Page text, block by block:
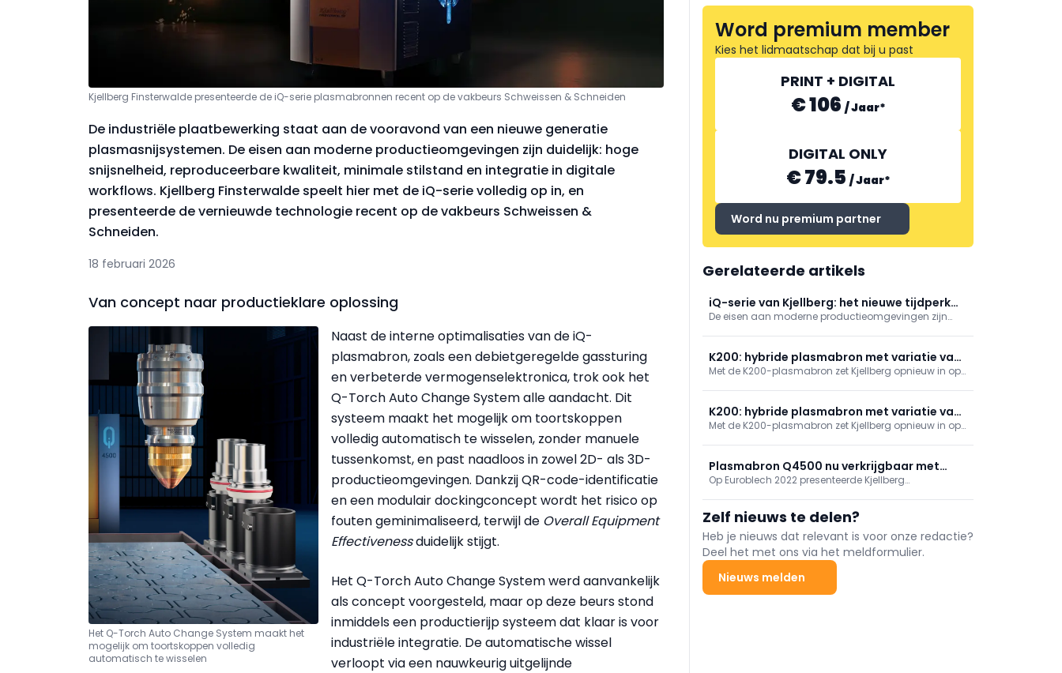
Kjellberg Finsterwalde presenteerde de iQ-serie plasmabronnen recent op de vakbeurs Schweissen & Schneiden
De industriële plaatbewerking staat aan de vooravond van een nieuwe generatie
plasmasnijsystemen. De eisen aan moderne productieomgevingen zijn duidelijk: hoge
snijsnelheid, reproduceerbare kwaliteit, minimale stilstand en integratie in digitale
workflows. Kjellberg Finsterwalde speelt hier met de iQ-serie volledig op in, en
presenteerde de vernieuwde technologie recent op de vakbeurs Schweissen &
Schneiden.
18 februari 2026
Van concept naar productieklare oplossing
Het Q-Torch Auto Change System maakt het
mogelijk om toortskoppen volledig
automatisch te wisselen
Naast de interne optimalisaties van de iQ-
plasmabron, zoals een debietgeregelde gassturing
en verbeterde vermogenselektronica, trok ook het
Q-Torch Auto Change System alle aandacht. Dit
systeem maakt het mogelijk om toortskoppen
volledig automatisch te wisselen, zonder manuele
tussenkomst, en past naadloos in zowel 2D- als 3D-
productieomgevingen. Dankzij QR-code-identificatie
en een modulair dockingconcept wordt het risico op
fouten geminimaliseerd, terwijl de Overall Equipment
Effectivenessduidelijk stijgt.
Het Q-Torch Auto Change System werd aanvankelijk
als concept voorgesteld, maar op deze beurs stond
inmiddels een productierijp systeem dat klaar is voor
industriële integratie. De automatische wissel
verloopt via een nauwkeurig uitgelijnde
Word premium member
Kies het lidmaatschap dat bij u past
PRINT + DIGITAL
€ 106 /Jaar*
DIGITAL ONLY
€ 79.5 /Jaar*
Word nu premium partner
Gerelateerde artikels
iQ-serie van Kjellberg: het nieuwe tijdperk
van plasmasnijden
De eisen aan moderne productieomgevingen zijn
Kjellberg Finsterwalde speelt hier met de iQ-serie
plasmabronnen volledig op in.
K200: hybride plasmabron met variatie van
toortsen
Met de K200-plasmabron zet Kjellberg opnieuw in op
operationele kosten. Dit nieuwste model binnen het
gamma is inmiddels verkrijgbaar.
K200: hybride plasmabron met variatie van
toortsen
Met de K200-plasmabron zet Kjellberg opnieuw in op
operationele kosten. Dit nieuwste model binnen het
gamma is inmiddels verkrijgbaar.
Plasmabron Q4500 nu verkrijgbaar met
nieuwe geavanceerde functies
Op Euroblech 2022 presenteerde Kjellberg
productie'. Nu is er een prestatie-update met
geoptimaliseerde snijgegevens en technologische
verbeteringen.
Zelf nieuws te delen?
Heb je nieuws dat relevant is voor onze redactie?
Deel het met ons via het meldformulier.
Nieuws melden